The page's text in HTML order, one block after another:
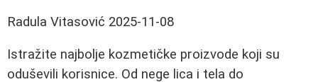
Radula Vitasović 2025-11-08
Istražite najbolje kozmetičke proizvode koji su
oduševili korisnice. Od nege lica i tela do